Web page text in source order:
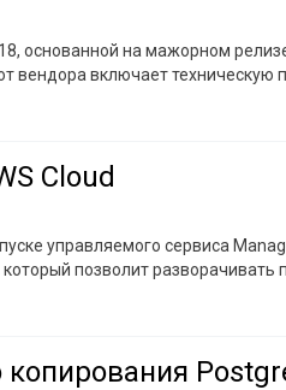
основанной на мажорном
вендора включает техническую
Cloud
управляемого сервиса
позволит